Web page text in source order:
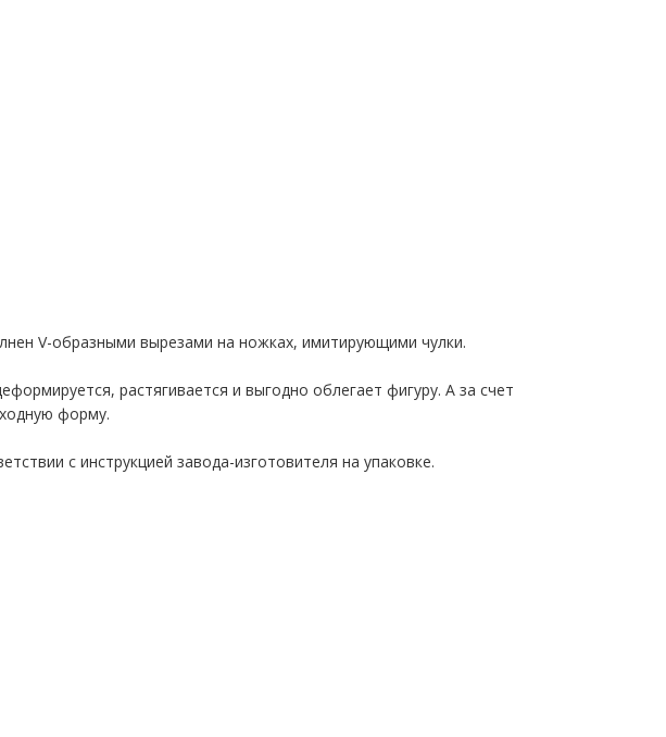
V-образными вырезами на ножках, имитирующими чулки.
растягивается и выгодно облегает фигуру. А за счет
форму.
с инструкцией завода-изготовителя на упаковке.